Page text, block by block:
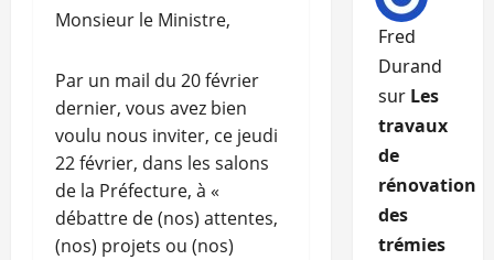
Monsieur le Ministre,
Par un mail du 20 février
dernier, vous avez bien
voulu nous inviter, ce jeudi
22 février, dans les salons
de la Préfecture, à «
débattre de (nos) attentes,
(nos) projets ou (nos)
Fred
Durand
sur Les
travaux
de
rénovation
des
trémies